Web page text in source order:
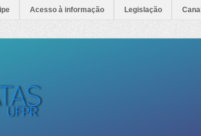
Acesso à informação Legislação